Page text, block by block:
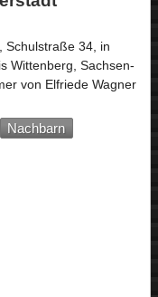
Schulstraße 34, in
Wittenberg, Sachsen-
von Elfriede Wagner
Nachbarn